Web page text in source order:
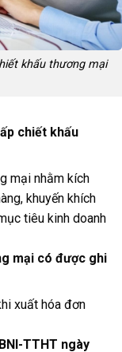
khấu thương mại
chiết khấu
mại nhằm kích
khuyến khích
tiêu kinh doanh
mại có được ghi
xuất hóa đơn
TTHT ngày